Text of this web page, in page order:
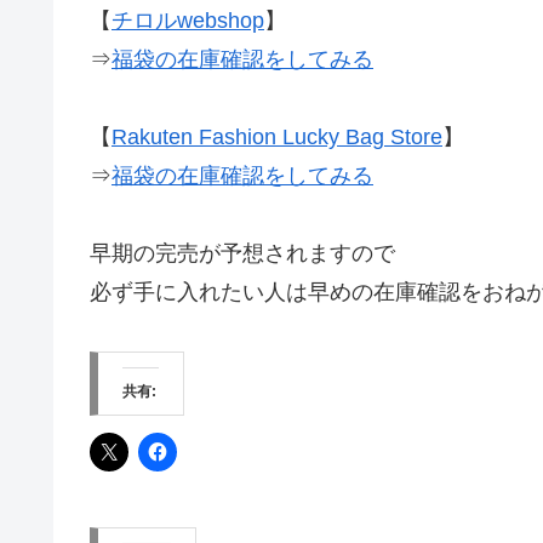
【 チロルwebshop】
⇒福袋の在庫確認をしてみる
【 Rakuten Fashion Lucky Bag Store】
⇒福袋の在庫確認をしてみる
早期の完売が予想されますので
必ず手に入れたい人は早めの在庫確認をおね
共有: